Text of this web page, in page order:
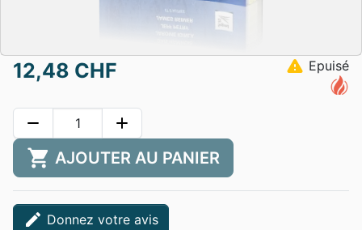
12,48 CHF warning Epuisé
remove add
shopping_cart AJOUTER AU PANIER
edit Donnez votre avis